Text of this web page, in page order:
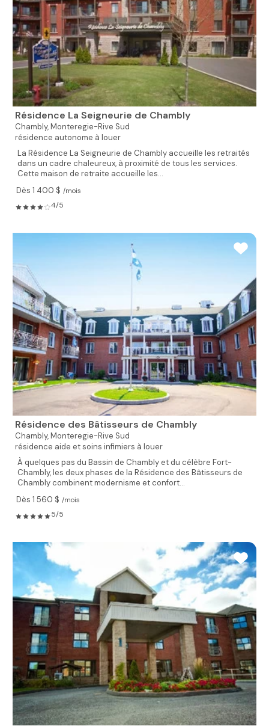
Résidence La Seigneurie de Chambly
Chambly,Monteregie-Rive Sud
résidence autonome à louer
La Résidence La Seigneurie de Chambly accueille les retraités
dans un cadre chaleureux, à proximité de tous les services.
Cette maison de retraite accueille les...
Dès 1 400 $ /mois
4/5
Résidence des Bâtisseurs de Chambly
Chambly,Monteregie-Rive Sud
résidence aide et soins infimiers à louer
À quelques pas du Bassin de Chambly et du célèbre Fort-
Chambly, les deux phases de la Résidence des Bâtisseurs de
Chambly combinent modernisme et confort...
Dès 1 560 $ /mois
5/5